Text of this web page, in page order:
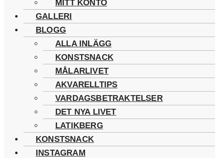
MITT KONTO
GALLERI
BLOGG
ALLA INLÄGG
KONSTSNACK
MÅLARLIVET
AKVARELLTIPS
VARDAGSBETRAKTELSER
DET NYA LIVET
LATIKBERG
KONSTSNACK
INSTAGRAM